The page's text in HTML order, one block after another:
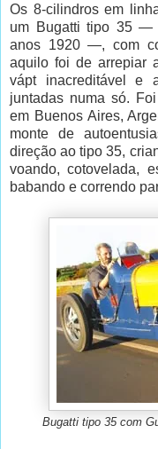
Os 8-cilindros em
um Bugatti tipo 35 —
anos 1920 —, com
aquilo foi de arrepiar
vápt inacreditável e
juntadas numa só.
em Buenos Aires,
monte de
direção ao tipo 35,
voando, cotovelada,
babando e correndo
Bugatti tipo 35 com